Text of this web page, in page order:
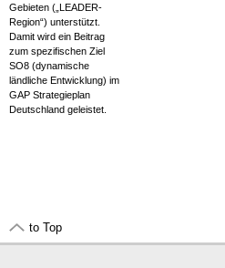
Gebieten („LEADER-
Region“) unterstützt.
Damit wird ein Beitrag
zum spezifischen Ziel
SO8 (dynamische
ländliche Entwicklung) im
GAP Strategieplan
Deutschland geleistet.
to Top